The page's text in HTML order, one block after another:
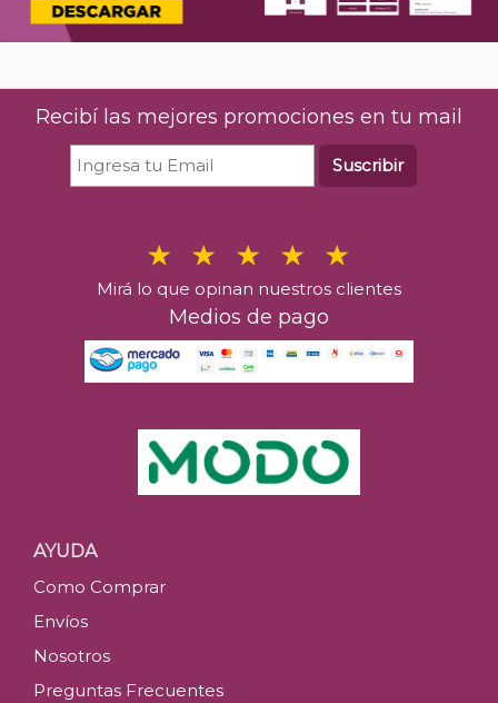
Recibí las mejores promociones en tu mail
Suscribir
Mirá lo que opinan nuestros clientes
Medios de pago
AYUDA
Como Comprar
Envíos
Nosotros
Preguntas Frecuentes